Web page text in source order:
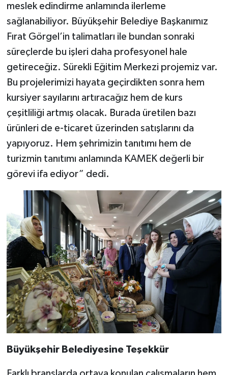
meslek edindirme anlamında ilerleme
sağlanabiliyor. Büyükşehir Belediye Başkanımız
Fırat Görgel’in talimatları ile bundan sonraki
süreçlerde bu işleri daha profesyonel hale
getireceğiz. Sürekli Eğitim Merkezi projemiz var.
Bu projelerimizi hayata geçirdikten sonra hem
kursiyer sayılarını artıracağız hem de kurs
çeşitliliği artmış olacak. Burada üretilen bazı
ürünleri de e-ticaret üzerinden satışlarını da
yapıyoruz. Hem şehrimizin tanıtımı hem de
turizmin tanıtımı anlamında KAMEK değerli bir
görevi ifa ediyor” dedi.
Büyükşehir Belediyesine Teşekkür